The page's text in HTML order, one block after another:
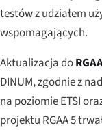
testów z udziałem
wspomagających.
Aktualizacja do
DINUM, zgodnie z
na poziomie ETSI
projektu RGAA 5